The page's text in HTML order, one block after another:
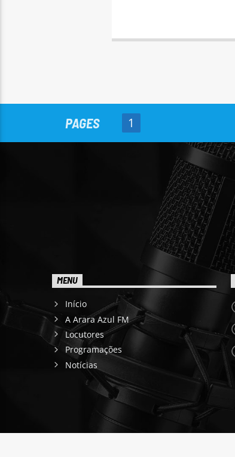
PAGES 1
MENU
Início
A Arara Azul FM
Locutores
Programações
Notícias